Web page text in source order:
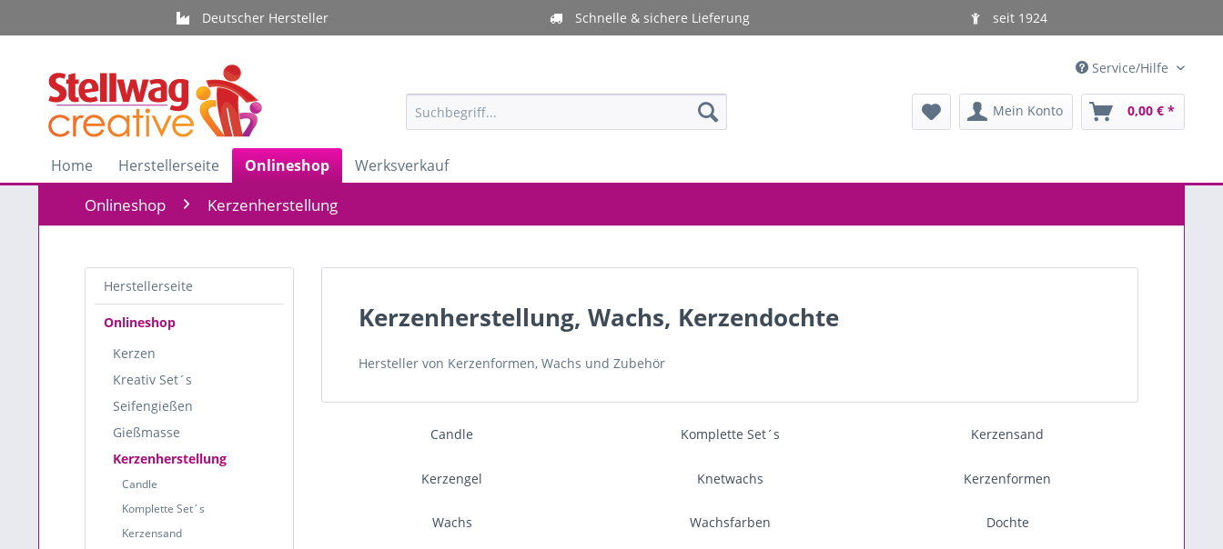
Deutscher Hersteller Schnelle & sichere Lieferung seit 1924
Service/Hilfe
Mein Konto 0,00 € *
Home Herstellerseite Onlineshop Werksverkauf
Onlineshop Kerzenherstellung
Herstellerseite
Onlineshop
Kerzen
Kreativ Set´s
Seifengießen
Gießmasse
Kerzenherstellung
Candle
Komplette Set´s
Kerzensand
Kerzenherstellung, Wachs, Kerzendochte
Hersteller von Kerzenformen, Wachs und Zubehör
Candle Komplette Set´s Kerzensand
Kerzengel Knetwachs Kerzenformen
Wachs Wachsfarben Dochte